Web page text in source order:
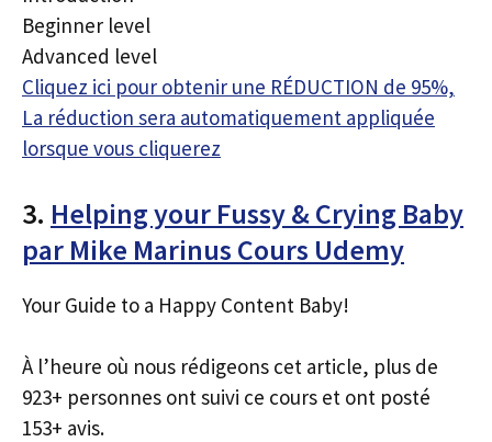
Beginner level
Advanced level
Cliquez ici pour obtenir une RÉDUCTION de 95%,
La réduction sera automatiquement appliquée
lorsque vous cliquerez
3. Helping your Fussy & Crying Baby
par Mike Marinus Cours Udemy
Your Guide to a Happy Content Baby!
À l’heure où nous rédigeons cet article, plus de
923+ personnes ont suivi ce cours et ont posté
153+ avis.